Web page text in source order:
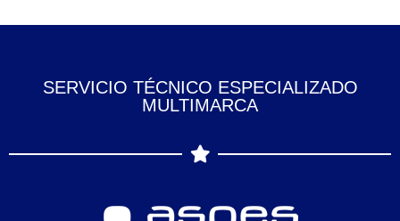
SERVICIO TÉCNICO ESPECIALIZADO
MULTIMARCA